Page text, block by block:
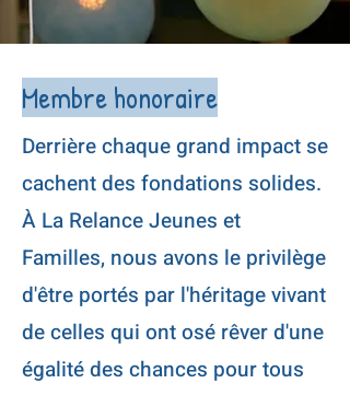
Membre honoraire
Derrière chaque grand impact se
cachent des fondations solides.
À La Relance Jeunes et
Familles, nous avons le privilège
d'être portés par l'héritage vivant
de celles qui ont osé rêver d'une
égalité des chances pour tous